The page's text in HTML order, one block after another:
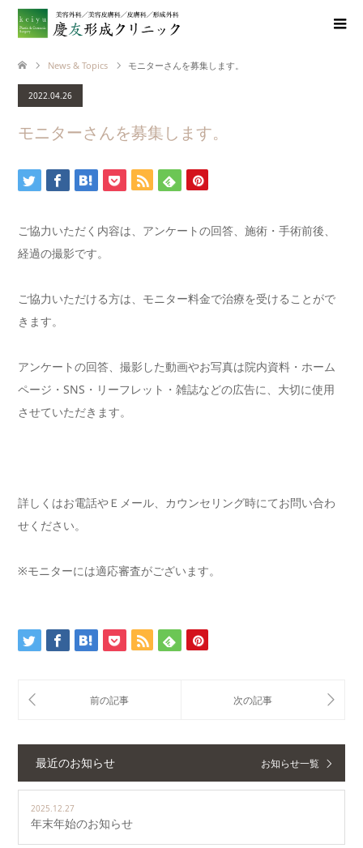
News & Topics モニターさんを募集します。
2022.04.26
モニターさんを募集します。
ご協力いただく内容は、アンケートの回答、施術・手術前後、
経過の撮影です。
ご協力いただける方は、モニター料金で治療を受けることがで
きます。
アンケートの回答、撮影した動画やお写真は院内資料・ホーム
ページ・SNS・リーフレット・雑誌などの広告に、大切に使用
させていただきます。
詳しくはお電話やＥメール、カウンセリング時にてお問い合わ
せください。
※モニターには適応審査がございます。
最近のお知らせ お知らせ一覧
2025.12.27
年末年始のお知らせ